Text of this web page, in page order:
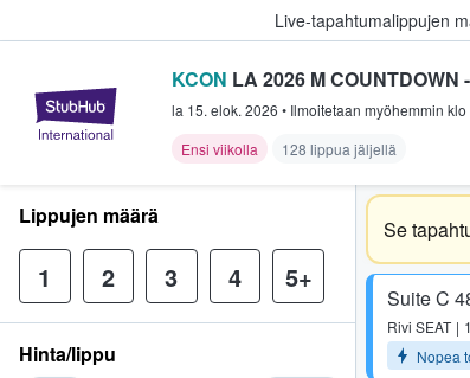
Live-tapahtumalippujen
StubHub - missä fanit
KCON LA 2026 M
la 15. elok. 2026 • Ilmoitetaan myöhemmin klo
Ensi viikolla
128 lippua jäljellä
Se
Suite C
Rivi SEAT
Nopea
Lippujen määrä
1 2 3 4 5+
Hinta/lippu